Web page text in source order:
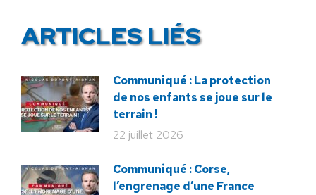
ARTICLES LIÉS
Communiqué : La protection
de nos enfants se joue sur le
terrain !
22 juillet 2026
Communiqué : Corse,
l’engrenage d’une France